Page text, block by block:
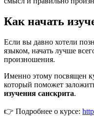
Как начать
Если вы давно хотели
языком, начать лучше
произношения.
Именно этому посвящен
который поможет
изучения санскрита.
👉 Подробнее о курсе: